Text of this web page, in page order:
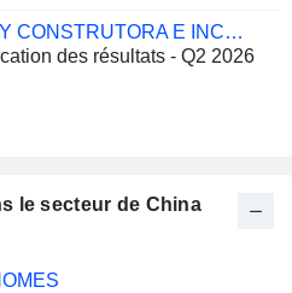
CURY CONSTRUTORA E INCORPORADORA S.A.
des résultats - Q2 2026
le secteur de China